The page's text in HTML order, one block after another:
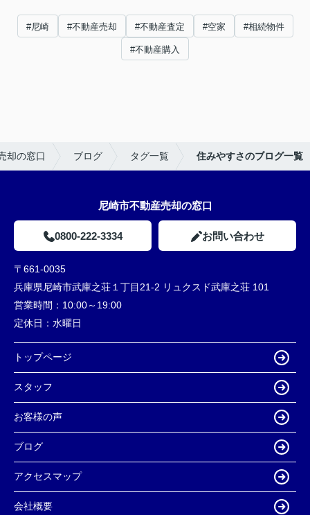
#尼崎 #不動産売却 #不動産査定 #空家 #相続物件
#不動産購入
却の窓口 ブログ タグ一覧 住みやすさのブログ一覧
尼崎市不動産売却の窓口
0800-222-3334 お問い合わせ
〒661-0035
兵庫県尼崎市武庫之荘１丁目21-2 リュクスド武庫之荘 101
営業時間： 10:00～19:00
定休日： 水曜日
トップページ
スタッフ
お客様の声
ブログ
アクセスマップ
会社概要